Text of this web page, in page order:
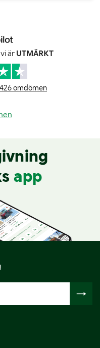
är UTMÄRKT
omdömen
app